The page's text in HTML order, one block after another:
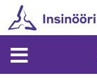
Skip
to
content